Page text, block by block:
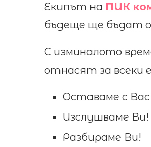
Екипът на ПИК
бъдеще ще бъдат
С изминалото
отнасят за всеки
Оставаме с
Изслушваме Ви!
Разбираме Ви!